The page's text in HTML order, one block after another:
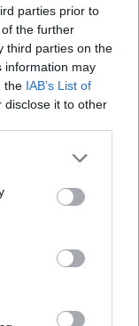
parties prior to
the further
third parties on the
information may
the IAB’s List of
disclose it to other